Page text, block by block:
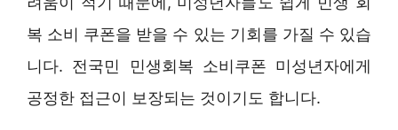
복 소비 쿠폰을 받을 수 있는 기회를 가질 수 있습
니다. 전국민 민생회복 소비쿠폰 미성년자에게
공정한 접근이 보장되는 것이기도 합니다.